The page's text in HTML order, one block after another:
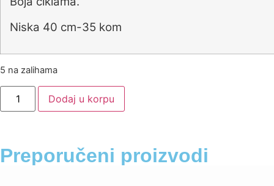
Niska 40 cm-35 kom
5 na zalihama
Dodaj u korpu
Preporučeni proizvodi